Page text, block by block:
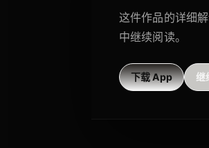
这件作品的详细
中继续阅读。
下载 App 继